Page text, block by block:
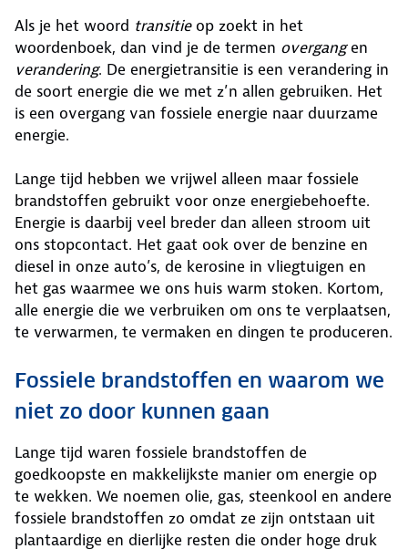
Als je het woord transitieop zoekt in het
woordenboek, dan vind je de termen overgangen
verandering. De energietransitie is een verandering in
de soort energie die we met z’n allen gebruiken. Het
is een overgang van fossiele energie naar duurzame
energie.
Lange tijd hebben we vrijwel alleen maar fossiele
brandstoffen gebruikt voor onze energiebehoefte.
Energie is daarbij veel breder dan alleen stroom uit
ons stopcontact. Het gaat ook over de benzine en
diesel in onze auto’s, de kerosine in vliegtuigen en
het gas waarmee we ons huis warm stoken. Kortom,
alle energie die we verbruiken om ons te verplaatsen,
te verwarmen, te vermaken en dingen te produceren.
Fossiele brandstoffen en waarom we
niet zo door kunnen gaan
Lange tijd waren fossiele brandstoffen de
goedkoopste en makkelijkste manier om energie op
te wekken. We noemen olie, gas, steenkool en andere
fossiele brandstoffen zo omdat ze zijn ontstaan uit
plantaardige en dierlijke resten die onder hoge druk